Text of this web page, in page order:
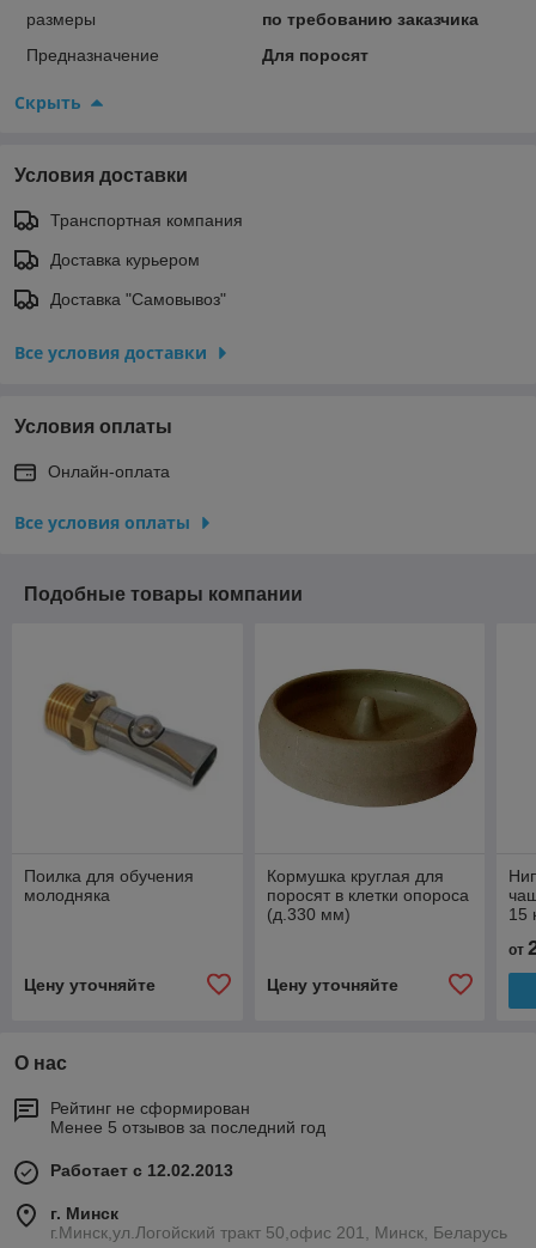
размеры
по требованию заказчика
Предназначение
Для поросят
Скрыть
Условия доставки
Транспортная компания
Доставка курьером
Доставка "Самовывоз"
Все условия доставки
Условия оплаты
Онлайн-оплата
Все условия оплаты
Подобные товары компании
Поилка для обучения
молодняка
Цену уточняйте
Кормушка круглая для
поросят в клетки опороса
(д.330 мм)
Цену уточняйте
15
от
О нас
Рейтинг не сформирован
Менее 5 отзывов за последний год
Работает с 12.02.2013
г. Минск
г.Минск,ул.Логойский тракт 50,офис 201, Минск, Беларусь